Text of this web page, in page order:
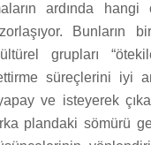
ardında hangi
Bunların
grupları
süreçlerini iyi
ve isteyerek
plandaki sömürü